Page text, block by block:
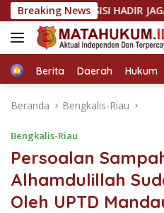
Langsung
ke
konten
Breaking News
PRESISI HADIR JAGA
HomeBerita Daerah Hukum
Beranda Bengkalis-Riau
Bengkalis-Riau
Persoalan
Alhamdulillah
Oleh UPTD